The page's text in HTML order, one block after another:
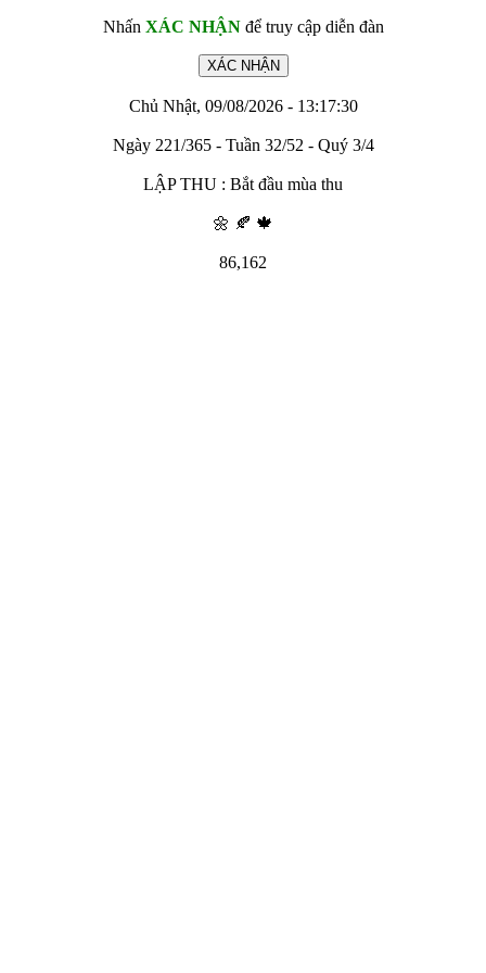
Nhấn XÁC NHẬNđể truy cập diễn đàn
Chủ Nhật, 09/08/2026 - 13:17:30
Ngày 221/365 - Tuần 32/52 - Quý 3/4
LẬP THU : Bắt đầu mùa thu
🌼 🍂 🍁
86,162